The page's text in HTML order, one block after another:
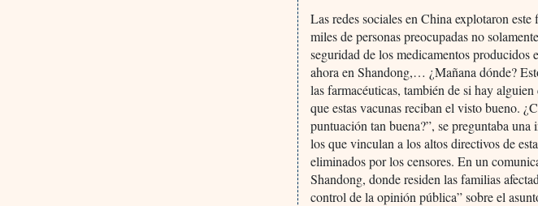
Las redes sociales en China explotaron
miles de personas preocupadas no
seguridad de los medicamentos
ahora en Shandong,… ¿Mañana dónde?
las farmacéuticas, también de si hay
que estas vacunas reciban el visto bueno.
puntuación tan buena?”, se preguntaba
los que vinculan a los altos directivos de
eliminados por los censores. En un
Shandong, donde residen las familias
control de la opinión pública” sobre el